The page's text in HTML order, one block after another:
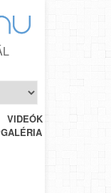
VIDEÓK
HÉTRŐL-